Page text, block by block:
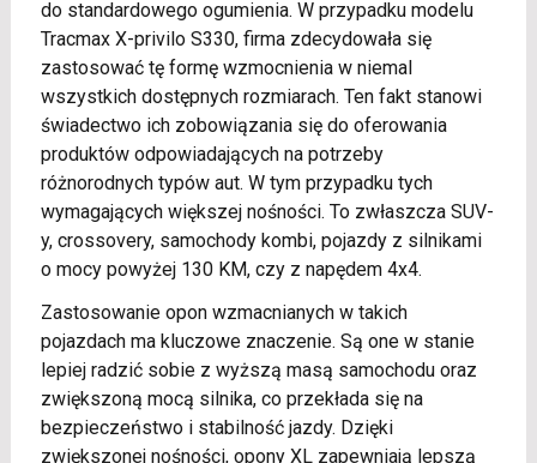
do standardowego ogumienia. W przypadku modelu
Tracmax X-privilo S330, firma zdecydowała się
zastosować tę formę wzmocnienia w niemal
wszystkich dostępnych rozmiarach. Ten fakt stanowi
świadectwo ich zobowiązania się do oferowania
produktów odpowiadających na potrzeby
różnorodnych typów aut. W tym przypadku tych
wymagających większej nośności. To zwłaszcza SUV-
y, crossovery, samochody kombi, pojazdy z silnikami
o mocy powyżej 130 KM, czy z napędem 4x4.
Zastosowanie opon wzmacnianych w takich
pojazdach ma kluczowe znaczenie. Są one w stanie
lepiej radzić sobie z wyższą masą samochodu oraz
zwiększoną mocą silnika, co przekłada się na
bezpieczeństwo i stabilność jazdy. Dzięki
zwiększonej nośności, opony XL zapewniają lepszą